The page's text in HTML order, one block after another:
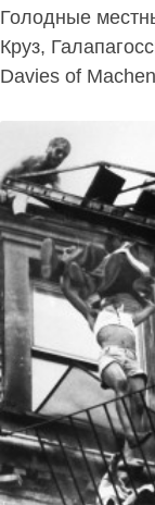
Голодные
Круз,
Davies of